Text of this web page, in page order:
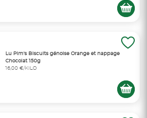
Lu Pim's Biscuits génoise Orange et nappage
Chocolat 150g
16,00 €/KILO